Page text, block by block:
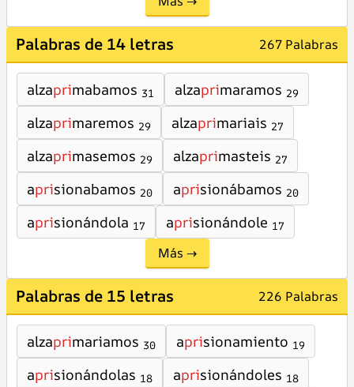
Palabras de 14 letras 267 Palabras
alzaprimabamos 31 alzaprimaramos 29
alzaprimaremos 29 alzaprimariais 27
alzaprimasemos 29 alzaprimasteis 27
aprisionabamos 20 aprisionábamos 20
aprisionándola 17 aprisionándole 17
Más →
Palabras de 15 letras 226 Palabras
alzaprimariamos 30 aprisionamiento 19
aprisionándolas 18 aprisionándoles 18